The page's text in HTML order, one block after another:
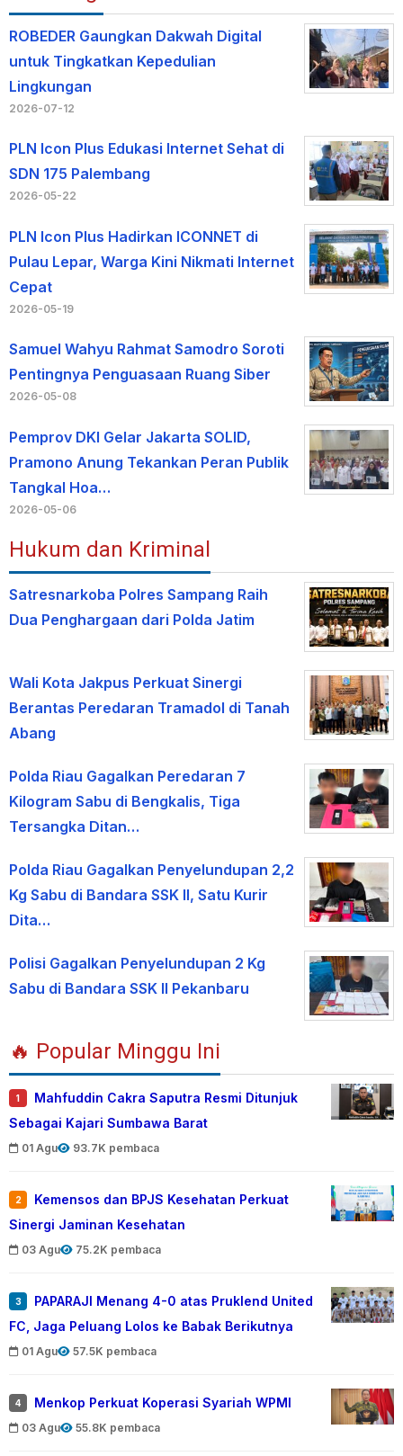
ROBEDER Gaungkan Dakwah Digital
untuk Tingkatkan Kepedulian
Lingkungan
2026-07-12
PLN Icon Plus Edukasi Internet Sehat di
SDN 175 Palembang
2026-05-22
PLN Icon Plus Hadirkan ICONNET di
Pulau Lepar, Warga Kini Nikmati Internet
Cepat
2026-05-19
Samuel Wahyu Rahmat Samodro Soroti
Pentingnya Penguasaan Ruang Siber
2026-05-08
Pemprov DKI Gelar Jakarta SOLID,
Pramono Anung Tekankan Peran Publik
Tangkal Hoa…
2026-05-06
Hukum dan Kriminal
Satresnarkoba Polres Sampang Raih
Dua Penghargaan dari Polda Jatim
Wali Kota Jakpus Perkuat Sinergi
Berantas Peredaran Tramadol di Tanah
Abang
Polda Riau Gagalkan Peredaran 7
Kilogram Sabu di Bengkalis, Tiga
Tersangka Ditan…
Polda Riau Gagalkan Penyelundupan 2,2
Kg Sabu di Bandara SSK II, Satu Kurir
Dita…
Polisi Gagalkan Penyelundupan 2 Kg
Sabu di Bandara SSK II Pekanbaru
🔥 Popular Minggu Ini
1
Mahfuddin Cakra Saputra Resmi Ditunjuk
Sebagai Kajari Sumbawa Barat
01 Agu 93.7K pembaca
2
Kemensos dan BPJS Kesehatan Perkuat
Sinergi Jaminan Kesehatan
03 Agu 75.2K pembaca
3
PAPARAJI Menang 4-0 atas Pruklend United
FC, Jaga Peluang Lolos ke Babak Berikutnya
01 Agu 57.5K pembaca
4 Menkop Perkuat Koperasi Syariah WPMI
03 Agu 55.8K pembaca